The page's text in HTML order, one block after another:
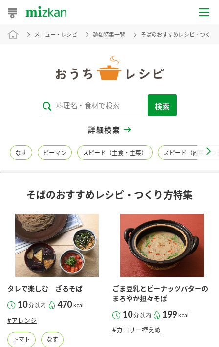
おうちレシピ
レシピカテゴリ一覧
レシピ名特集
商品情報
商品カテゴリ
酢 調味酢
ぽん酢
みりん風・料理酒
新商品一覧
キャンペーン情報
ブランド・スペシャルサイト
ブランド・スペシャルサイト トップ
商品ブランドサイト
企業情報
メニュー・レシピ 麺類特集一覧 そばのおすすめレシピ・つくり
検索
詳細検索
なす ピーマン スピード（主食・主菜） スピード（副菜・つ
そばのおすすめレシピ・つくり方特集
タレで楽しむ ざるそば
10分以内 470 kcal
#アレンジ
トマト なす
ごま豆乳とピーナッツバターの
まろやか担々そば
10分以内 199 kcal
#カロリー控えめ